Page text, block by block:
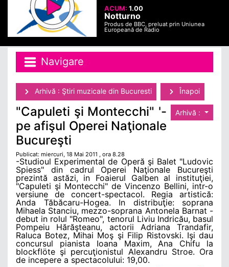
ACUM:1.00
Notturno
Produs de BBC, preluat prin Uniunea
Europeană de Radio
Navigare
Arhivă : Ştiri muzicale din Bucuresti Înapoi
Arhivă :
"Capuleti şi Montecchi" '-
pe afişul Operei Naţionale
Bucureşti
Publicat: miercuri, 18 Mai 2011 , ora 8.28
-Studioul Experimental de Operă şi Balet "Ludovic
Spiess" din cadrul Operei Naţionale Bucureşti
prezintă astăzi, in Foaierul Galben al instituţiei,
"Capuleti şi Montecchi" de Vincenzo Bellini, intr-o
versiune de concert-spectacol. Regia artistică:
Anda Tăbăcaru-Hogea. In distribuţie: soprana
Mihaela Stanciu, mezzo-soprana Antonela Barnat -
debut in rolul "Romeo", tenorul Liviu Indricău, basul
Pompeiu Hărăşteanu, actorii Adriana Trandafir,
Raluca Botez, Mihai Moş şi Filip Ristovski. Işi dau
concursul pianista Ioana Maxim, Ana Chifu la
blockflöte şi percuţionistul Alexandru Stroe. Ora
de incepere a spectacolului: 19,00.